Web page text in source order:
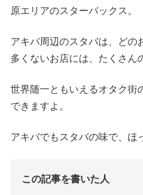
原エリアのスターバックス。
アキバ周辺のスタバは、どの
多くないお店には、たくさん
世界随一ともいえるオタク街
できますよ。
アキバでもスタバの味で、ほ
この記事を書いた人